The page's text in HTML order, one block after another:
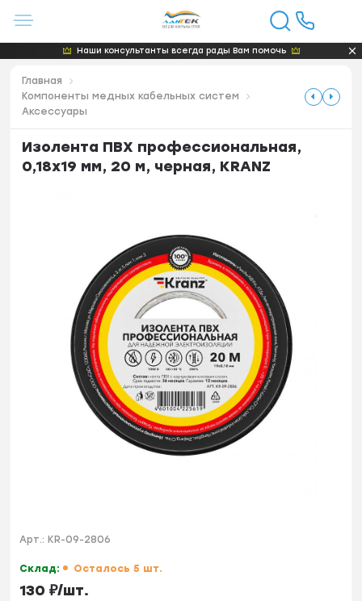
Наши консультанты всегда рады Вам помочь
Главная
Компоненты медных кабельных систем
Аксессуары
Изолента ПВХ профессиональная,
0,18х19 мм, 20 м, черная, KRANZ
Арт.: KR-09-2806
Склад: Осталось 5 шт.
130 ₽/шт.